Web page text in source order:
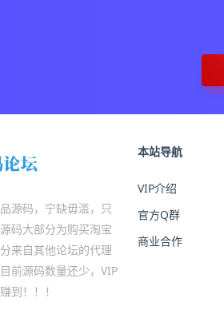
源码，宁缺毋滥，只
码大部分为购买淘宝
来自其他论坛的代理
前源码数量还少，VIP
到！！！
本站导航
VIP介绍
官方Q群
商业合作